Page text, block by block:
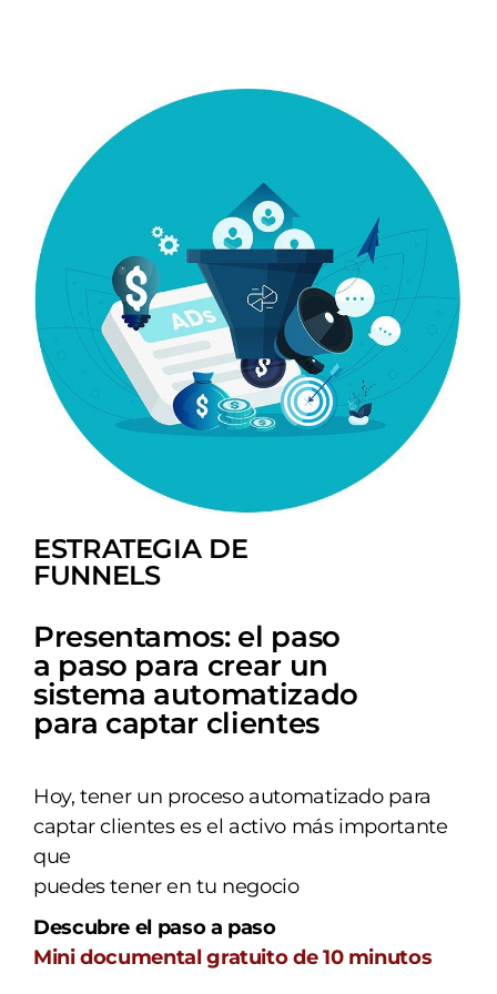
ESTRATEGIA DE
FUNNELS
Presentamos: el paso
a paso para crear un
sistema automatizado
para captar clientes
Hoy, tener un proceso automatizado para
captar clientes es el activo más importante
que
puedes tener en tu negocio
Descubre el paso a paso
Mini documental gratuito de 10 minutos